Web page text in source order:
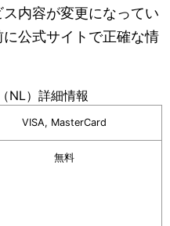
内容が変更になってい
公式サイトで正確な情
NL）詳細情報
VISA, MasterCard
無料